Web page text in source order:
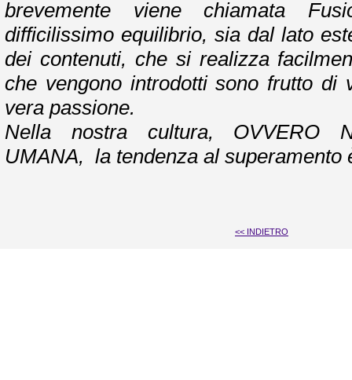
brevemente viene chiamata
difficilissimo equilibrio, sia dal lato
dei contenuti, che si realizza
che vengono introdotti sono frutto di
vera passione.
Nella nostra cultura, OVVERO
UMANA, la tendenza al superamento
<< INDIETRO